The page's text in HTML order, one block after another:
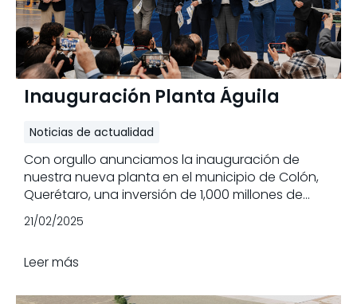
Inauguración Planta Águila
Noticias de actualidad
Con orgullo anunciamos la inauguración de
nuestra nueva planta en el municipio de Colón,
Querétaro, una inversión de 1,000 millones de
pesos que representa la mayor realizada por
Trouw Nutrition en México.
21/02/2025
Leer más